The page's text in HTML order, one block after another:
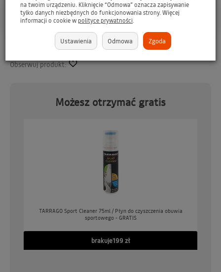
Asystent AI
Por o zmawiajo produk cie
Dodaj do Twojej listy
Obserwuj produkt:
Możesz otrzymać gratis
TARRAGO Sport Cleaner 75ml / Płyn do czyszczenia obuwia
sportowego - GRATIS
brakuje199 zł
na twoim urządzeniu. Kliknięcie “Odmowa” oznacza zapisywanie
tylko danych niezbędnych do funkcjonowania strony. Więcej
informacji o cookie w polityce prywatności
Ustawienia Odmowa Zgoda